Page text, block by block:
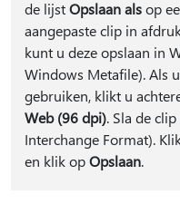
de lijstOpslaan alsop
aangepaste clip in
kunt u deze opslaan in
Windows Metafile). Als
gebruiken, klikt u
Web (96 dpi). Sla de
Interchange Format).
en klik opOpslaan.